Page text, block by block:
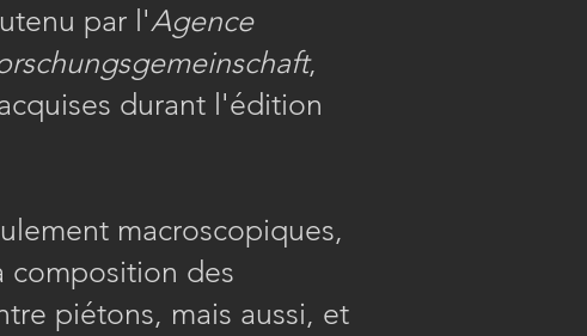
par l'Agence
,
durant l'édition
macroscopiques,
composition des
piétons, mais aussi, et